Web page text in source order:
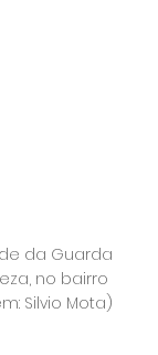
da Guarda
no bairro
Silvio Mota)